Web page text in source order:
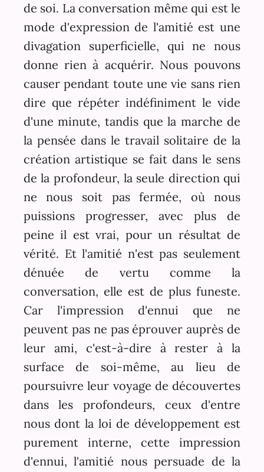
de soi. La conversation même qui est le
mode d'expression de l'amitié est une
divagation superficielle, qui ne nous
donne rien à acquérir. Nous pouvons
causer pendant toute une vie sans rien
dire que répéter indéfiniment le vide
d'une minute, tandis que la marche de
la pensée dans le travail solitaire de la
création artistique se fait dans le sens
de la profondeur, la seule direction qui
ne nous soit pas fermée, où nous
puissions progresser, avec plus de
peine il est vrai, pour un résultat de
vérité. Et l'amitié n'est pas seulement
dénuée de vertu comme la
conversation, elle est de plus funeste.
Car l'impression d'ennui que ne
peuvent pas ne pas éprouver auprès de
leur ami, c'est-à-dire à rester à la
surface de soi-même, au lieu de
poursuivre leur voyage de découvertes
dans les profondeurs, ceux d'entre
nous dont la loi de développement est
purement interne, cette impression
d'ennui, l'amitié nous persuade de la